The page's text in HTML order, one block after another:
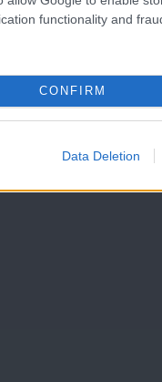
functionality and
CONFIRM
Data Deletion